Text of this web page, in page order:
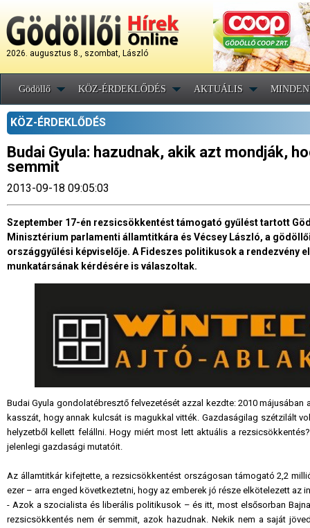
2026. augusztus 8., szombat, László
Gödöllő KÖZ-ÉRDEKLŐDÉS AKTUÁLIS
KÖZ-ÉRDEKLŐDÉS
Budai Gyula: hazudnak, akik azt mondják,
semmit
2013-09-18 09:05:03
Szeptember 17-én rezsicsökkentést támogató gyűlést tartott
Minisztérium parlamenti államtitkára és Vécsey László, a
országgyűlési képviselője. A Fideszes politikusok a
munkatársának kérdésére is válaszoltak.
Budai Gyula gondolatébresztő felvezetését azzal kezdte: 2010
kasszát, hogy annak kulcsát is magukkal vitték. Gazdaságilag szétzilált
helyzetből kellett felállni. Hogy miért most lett aktuális a
jelenlegi gazdasági mutatóit.
Az államtitkár kifejtette, a rezsicsökkentést országosan támogató 2,2
ezer – arra enged következtetni, hogy az emberek jó része elkötelezett az
- Azok a szocialista és liberális politikusok – és itt, most elsősorban
rezsicsökkentés nem ér semmit, azok hazudnak. Nekik nem a saját